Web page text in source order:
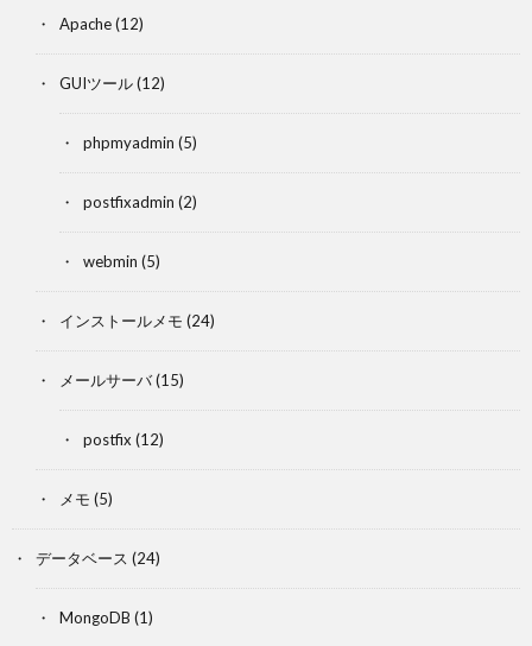
Apache(12)
GUIツール(12)
phpmyadmin (5)
postfixadmin (2)
webmin (5)
インストールメモ (24)
メールサーバ(15)
postfix (12)
メモ (5)
データベース (24)
MongoDB (1)